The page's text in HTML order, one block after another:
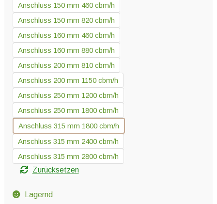
Anschluss 150 mm 460 cbm/h
Anschluss 150 mm 820 cbm/h
Anschluss 160 mm 460 cbm/h
Anschluss 160 mm 880 cbm/h
Anschluss 200 mm 810 cbm/h
Anschluss 200 mm 1150 cbm/h
Anschluss 250 mm 1200 cbm/h
Anschluss 250 mm 1800 cbm/h
Anschluss 315 mm 1800 cbm/h
Anschluss 315 mm 2400 cbm/h
Anschluss 315 mm 2800 cbm/h
Zurücksetzen
Lagernd